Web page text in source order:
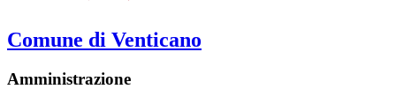
Comune di Venticano
Amministrazione